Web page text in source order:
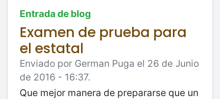
Entrada de blog
Examen de prueba para
el estatal
Enviado por German Puga el 26 de Junio
de 2016 - 16:37.
Que mejor manera de prepararse que un